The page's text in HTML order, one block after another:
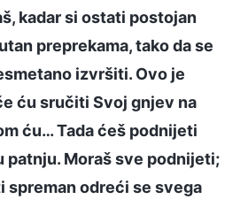
kadar si ostati postojan
preprekama, tako da se
izvršiti. Ovo je
ću sručiti Svoj gnjev na
ću… Tada ćeš podnijeti
patnju. Moraš sve podnijeti;
spreman odreći se svega